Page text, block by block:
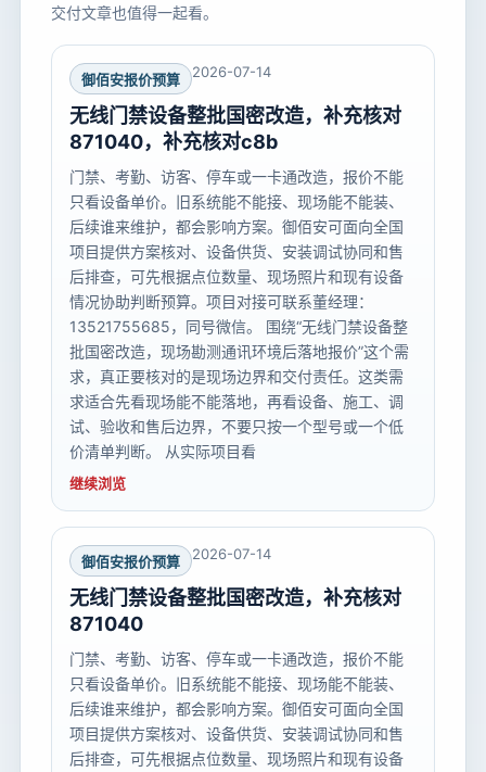
交付文章也值得一起看。
御佰安报价预算 2026-07-14
无线门禁设备整批国密改造，补充核对
871040，补充核对c8b
门禁、考勤、访客、停车或一卡通改造，报价不能
只看设备单价。旧系统能不能接、现场能不能装、
后续谁来维护，都会影响方案。御佰安可面向全国
项目提供方案核对、设备供货、安装调试协同和售
后排查，可先根据点位数量、现场照片和现有设备
情况协助判断预算。项目对接可联系董经理：
13521755685，同号微信。 围绕“无线门禁设备整
批国密改造，现场勘测通讯环境后落地报价”这个需
求，真正要核对的是现场边界和交付责任。这类需
求适合先看现场能不能落地，再看设备、施工、调
试、验收和售后边界，不要只按一个型号或一个低
价清单判断。 从实际项目看
继续浏览
御佰安报价预算 2026-07-14
无线门禁设备整批国密改造，补充核对
871040
门禁、考勤、访客、停车或一卡通改造，报价不能
只看设备单价。旧系统能不能接、现场能不能装、
后续谁来维护，都会影响方案。御佰安可面向全国
项目提供方案核对、设备供货、安装调试协同和售
后排查，可先根据点位数量、现场照片和现有设备